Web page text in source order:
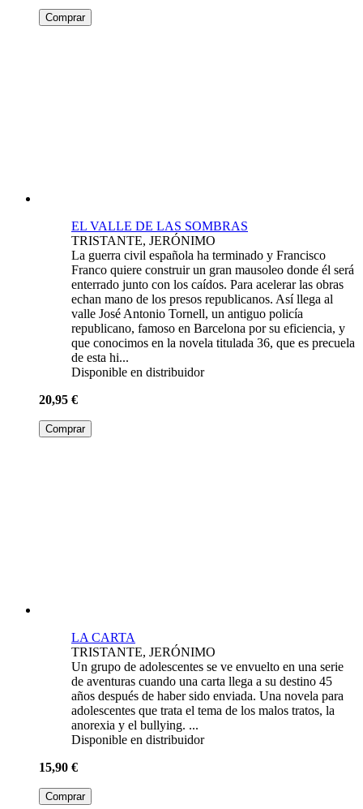
Comprar
EL VALLE DE LAS SOMBRAS
TRISTANTE, JERÓNIMO
La guerra civil española ha terminado y Francisco
Franco quiere construir un gran mausoleo donde él será
enterrado junto con los caídos. Para acelerar las obras
echan mano de los presos republicanos. Así llega al
valle José Antonio Tornell, un antiguo policía
republicano, famoso en Barcelona por su eficiencia, y
que conocimos en la novela titulada 36, que es precuela
de esta hi...
Disponible en distribuidor
20,95 €
Comprar
LA CARTA
TRISTANTE, JERÓNIMO
Un grupo de adolescentes se ve envuelto en una serie
de aventuras cuando una carta llega a su destino 45
años después de haber sido enviada. Una novela para
adolescentes que trata el tema de los malos tratos, la
anorexia y el bullying. ...
Disponible en distribuidor
15,90 €
Comprar